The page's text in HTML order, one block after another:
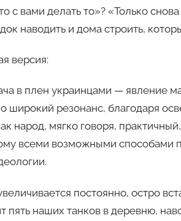
с вами делать то»? «Только
наводить и дома строить,
версия:
в плен украинцами — явление
широкий резонанс, благодаря
народ, мягко говоря,
всеми возможными способами
постоянно, остро
пять наших танков в деревню,